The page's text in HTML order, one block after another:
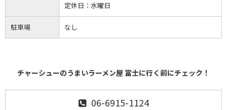
定休日： 水曜日
駐車場 なし
チャーシューのうまいラーメン屋 富士に行く前にチェック！
06-6915-1124